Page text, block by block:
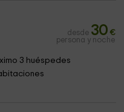
desde 30 €
persona y noche
3 huéspedes